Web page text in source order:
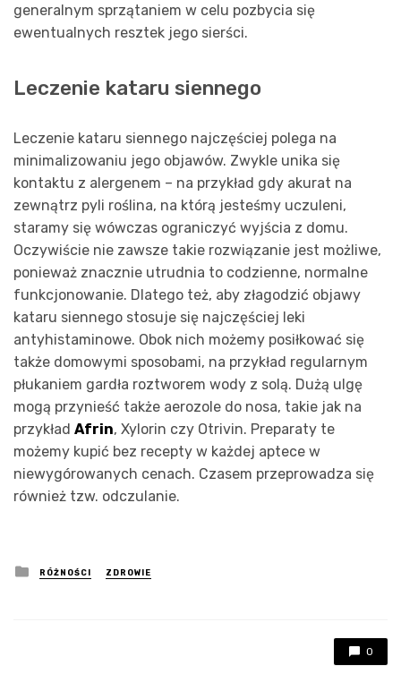
generalnym sprzątaniem w celu pozbycia się
ewentualnych resztek jego sierści.
Leczenie kataru siennego
Leczenie kataru siennego najczęściej polega na
minimalizowaniu jego objawów. Zwykle unika się
kontaktu z alergenem – na przykład gdy akurat na
zewnątrz pyli roślina, na którą jesteśmy uczuleni,
staramy się wówczas ograniczyć wyjścia z domu.
Oczywiście nie zawsze takie rozwiązanie jest możliwe,
ponieważ znacznie utrudnia to codzienne, normalne
funkcjonowanie. Dlatego też, aby złagodzić objawy
kataru siennego stosuje się najczęściej leki
antyhistaminowe. Obok nich możemy posiłkować się
także domowymi sposobami, na przykład regularnym
płukaniem gardła roztworem wody z solą. Dużą ulgę
mogą przynieść także aerozole do nosa, takie jak na
przykład Afrin, Xylorin czy Otrivin. Preparaty te
możemy kupić bez recepty w każdej aptece w
niewygórowanych cenach. Czasem przeprowadza się
również tzw. odczulanie.
Posted
in
RÓŻNOŚCI ZDROWIE
0